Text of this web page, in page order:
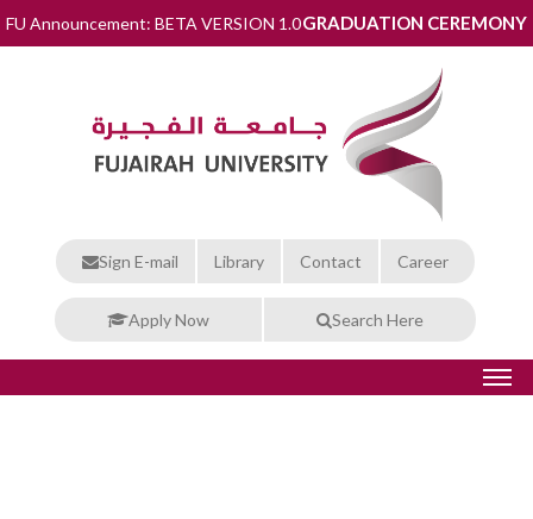
FU Announcement: BETA VERSION 1.0GRADUATION CEREMONY
Sign E-mail Library Contact Career
Apply Now Search Here